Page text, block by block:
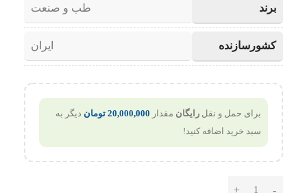
برند طب و صنعت
کشورسازنده ایران
برای حمل و نقل رایگان مقدار 20,000,000 تومان دیگر به
سبد خرید اضافه کنید!